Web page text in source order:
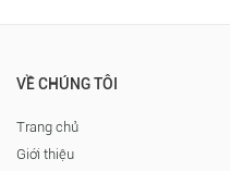
VỀ CHÚNG TÔI
Trang chủ
Giới thiệu